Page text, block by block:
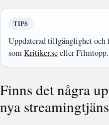
TIPS
Uppdaterad tillgänglighet och
somKritiker.seeller Filmtopp.
Finns det några
nya